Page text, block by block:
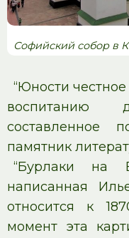
Софийский собор в
“Юности
воспитанию
составленное
памятник
“Бурлаки на
написанная
относится к
момент эта